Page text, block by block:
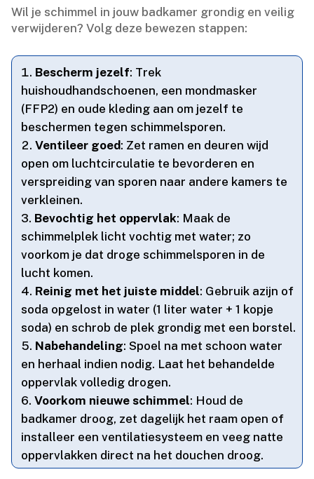
Wil je schimmel in jouw badkamer grondig en veilig
verwijderen? Volg deze bewezen stappen:
Bescherm jezelf: Trek
huishoudhandschoenen, een mondmasker
(FFP2) en oude kleding aan om jezelf te
beschermen tegen schimmelsporen.​
Ventileer goed: Zet ramen en deuren wijd
open om luchtcirculatie te bevorderen en
verspreiding van sporen naar andere kamers te
verkleinen.​
Bevochtig het oppervlak: Maak de
schimmelplek licht vochtig met water; zo
voorkom je dat droge schimmelsporen in de
lucht komen.​
Reinig met het juiste middel: Gebruik azijn of
soda opgelost in water (1 liter water + 1 kopje
soda) en schrob de plek grondig met een borstel.​
Nabehandeling: Spoel na met schoon water
en herhaal indien nodig.​ Laat het behandelde
oppervlak volledig drogen.​
Voorkom nieuwe schimmel: Houd de
badkamer droog, zet dagelijk het raam open of
installeer een ventilatiesysteem en veeg natte
oppervlakken direct na het douchen droog.​